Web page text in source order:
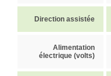
Direction assistée
Alimentation
électrique (volts)